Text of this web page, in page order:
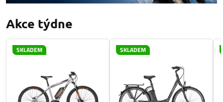
Akce týdne
SKLADEM SKLADEM